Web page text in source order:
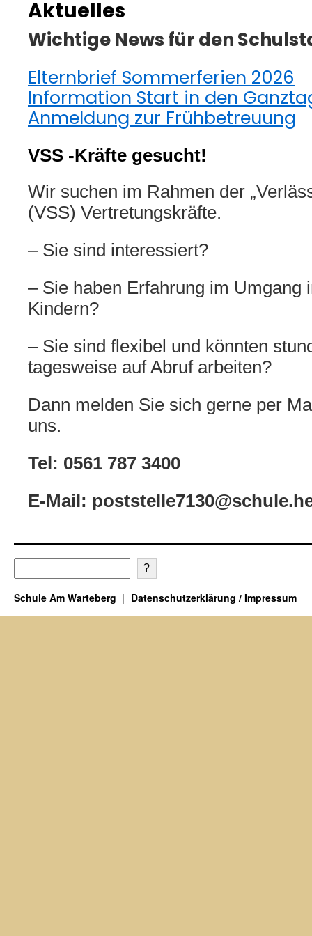
Aktuelles
Wichtige News für den
Elternbrief Sommerferien 2026
Information Start in den
Anmeldung zur Frühbetreuung
VSS -Kräfte gesucht!
Wir suchen im Rahmen der
(VSS) Vertretungskräfte.
– Sie sind interessiert?
– Sie haben Erfahrung im Umgang
Kindern?
– Sie sind flexibel und könnten
tagesweise auf Abruf arbeiten?
Dann melden Sie sich gerne per
uns.
Tel: 0561 787 3400
E-Mail:
?
Schule Am Warteberg Datenschutzerklärung / Impressum